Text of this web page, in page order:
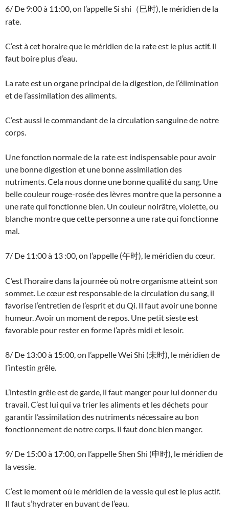
6/ De 9:00 à 11:00, on l’appelle Si shi （巳时), le méridien de la
rate.
C’est à cet horaire que le méridien de la rate est le plus actif. Il
faut boire plus d’eau.
La rate est un organe principal de la digestion, de l’élimination
et de l’assimilation des aliments.
C’est aussi le commandant de la circulation sanguine de notre
corps.
Une fonction normale de la rate est indispensable pour avoir
une bonne digestion et une bonne assimilation des
nutriments. Cela nous donne une bonne qualité du sang. Une
belle couleur rouge-rosée des lèvres montre que la personne a
une rate qui fonctionne bien. Un couleur noirâtre, violette, ou
blanche montre que cette personne a une rate qui fonctionne
mal.
7/ De 11:00 à 13 :00, on l’appelle (午时), le méridien du cœur.
C’est l’horaire dans la journée où notre organisme atteint son
sommet. Le cœur est responsable de la circulation du sang, il
favorise l’entretien de l’esprit et du Qi. Il faut avoir une bonne
humeur. Avoir un moment de repos. Une petit sieste est
favorable pour rester en forme l’après midi et lesoir.
8/ De 13:00 à 15:00, on l’appelle Wei Shi (未时), le méridien de
l’intestin grêle.
L’intestin grêle est de garde, il faut manger pour lui donner du
travail. C’est lui qui va trier les aliments et les déchets pour
garantir l’assimilation des nutriments nécessaire au bon
fonctionnement de notre corps. Il faut donc bien manger.
9/ De 15:00 à 17:00, on l’appelle Shen Shi (申时), le méridien de
la vessie.
C’est le moment où le méridien de la vessie qui est le plus actif.
Il faut s’hydrater en buvant de l’eau.